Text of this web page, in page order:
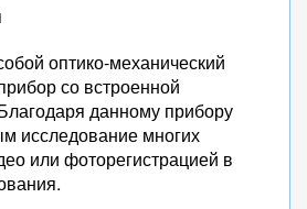
оптико-механический
со встроенной
данному прибору
исследование многих
или фоторегистрацией в